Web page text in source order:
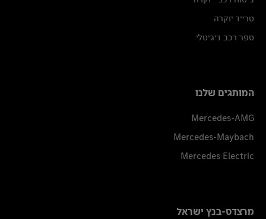
טרייד יוקרה
ספר רכב דיגיטלי
המותגים שלנו
Mercedes-AMG
Mercedes-Maybach
Mercedes Electric
מרצדס-בנץ ישראל